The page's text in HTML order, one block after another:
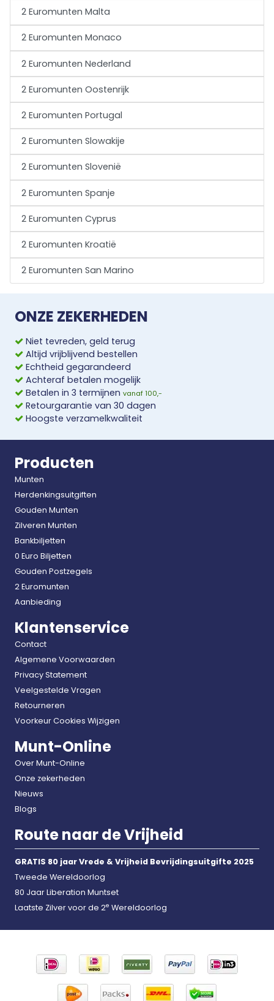
2 Euromunten Malta
2 Euromunten Monaco
2 Euromunten Nederland
2 Euromunten Oostenrijk
2 Euromunten Portugal
2 Euromunten Slowakije
2 Euromunten Slovenië
2 Euromunten Spanje
2 Euromunten Cyprus
2 Euromunten Kroatië
2 Euromunten San Marino
ONZE ZEKERHEDEN
Niet tevreden, geld terug
Altijd vrijblijvend bestellen
Echtheid gegarandeerd
Achteraf betalen mogelijk
Betalen in 3 termijnen vanaf 100,-
Retourgarantie van 30 dagen
Hoogste verzamelkwaliteit
Producten
Munten
Herdenkingsuitgiften
Gouden Munten
Zilveren Munten
Bankbiljetten
0 Euro Biljetten
Gouden Postzegels
2 Euromunten
Aanbieding
Klantenservice
Contact
Algemene Voorwaarden
Privacy Statement
Veelgestelde Vragen
Retourneren
Voorkeur Cookies Wijzigen
Munt-Online
Over Munt-Online
Onze zekerheden
Nieuws
Blogs
Route naar de Vrijheid
GRATIS 80 jaar Vrede & Vrijheid Bevrijdingsuitgifte 2025
Tweede Wereldoorlog
80 Jaar Liberation Muntset
Laatste Zilver voor de 2e Wereldoorlog